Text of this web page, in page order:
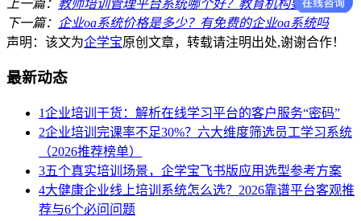
上一篇： 教师培训管理平台系统哪个好？教育机构要如何选
下一篇： 企业oa系统价格是多少？有免费的企业oa系统吗
声明：该文为企学宝原创文章，转载请注明出处,谢谢合作！
最新动态
1企业培训干货：解析在线学习平台的客户服务“密码”
2企业培训完课率不足30%？六大维度筛选员工学习系统
（2026推荐榜单）
3五个真实培训场景，企学宝飞书版应用选型参考方案
4大健康企业线上培训系统怎么选？2026靠谱平台客观推
荐与6个必问问题